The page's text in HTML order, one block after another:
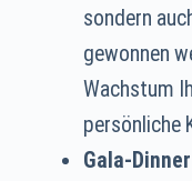
sondern
gewonnen
Wachstum
persönliche
Gala-